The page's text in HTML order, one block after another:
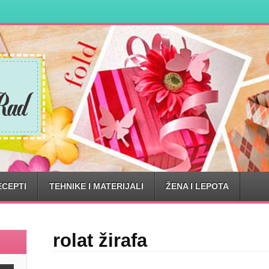
TEHNIKE I MATERIJALI ŽENA I LEPOTA
rolat žirafa